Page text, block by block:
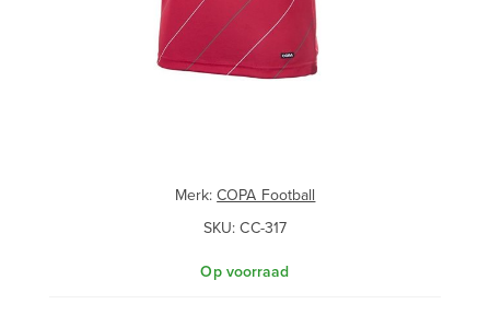
Merk:COPA Football
SKU: CC-317
Op voorraad